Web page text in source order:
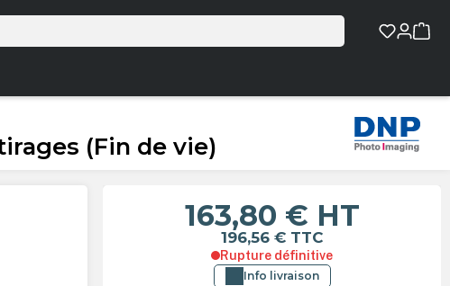
(Fin de vie)
163,80 € HT
196,56 € TTC
Rupture définitive
Info livraison